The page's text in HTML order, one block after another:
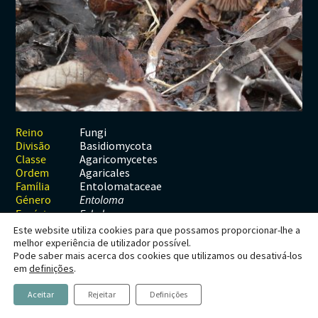
Reino
Fungi
Divisão
Basidiomycota
Classe
Agaricomycetes
Ordem
Agaricales
Família
Entolomataceae
Género
Entoloma
Espécie E. hebes
Entoloma hebes
Este website utiliza cookies para que possamos proporcionar-lhe a
melhor experiência de utilizador possível.
Pode saber mais acerca dos cookies que utilizamos ou desativá-los
em definições.
Aceitar Rejeitar Definições
ContactosArtrópodes
Aracnídeos
Crustáceos
Diplópodes
Cnidários
Cordados
Anfíbios
Tunicados
Equinodermes
Angiospérmicas
Briófitas
Gimnospérmicas
Pteridófitas
Fungos
Ascomicetes
Basidiomicetes
Anelídeos
Artrópodes
Braquiópodes
Cnidários
Peixes
Répteis
Plantas
Gimnospérmicas
Pteridófitas
Chromista
Glossário
Revista Naturae digital
Financiamento